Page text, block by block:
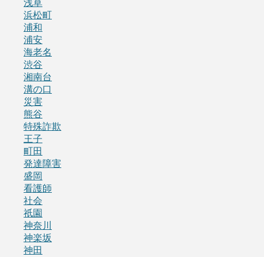
浅草
浜松町
浦和
浦安
海老名
渋谷
湘南台
溝の口
災害
熊谷
特殊詐欺
王子
町田
発達障害
盛岡
看護師
社会
祇園
神奈川
神楽坂
神田